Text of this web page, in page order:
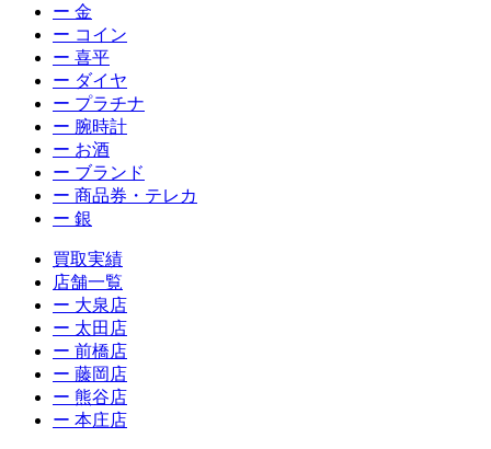
ー 金
ー コイン
ー 喜平
ー ダイヤ
ー プラチナ
ー 腕時計
ー お酒
ー ブランド
ー 商品券・テレカ
ー 銀
買取実績
店舗一覧
ー 大泉店
ー 太田店
ー 前橋店
ー 藤岡店
ー 熊谷店
ー 本庄店